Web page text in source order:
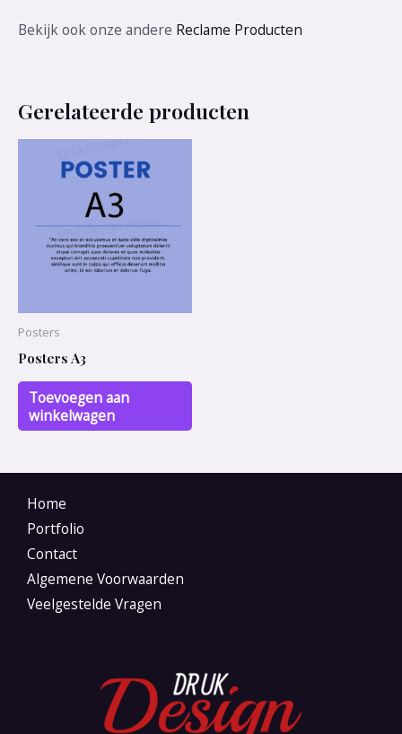
Bekijk ook onze andere Reclame Producten
Gerelateerde producten
Posters
Posters A3
Toevoegen aan
winkelwagen
Home
Portfolio
Contact
Algemene Voorwaarden
Veelgestelde Vragen